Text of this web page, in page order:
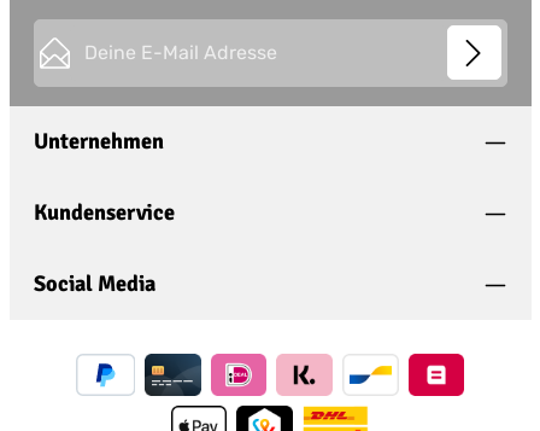
Datenschutz
Ich habe die
bin mit ihnen einverstanden.
Die mit einem Stern (*) markierten Felder sind
Unternehmen
Kundenservice
Social Media